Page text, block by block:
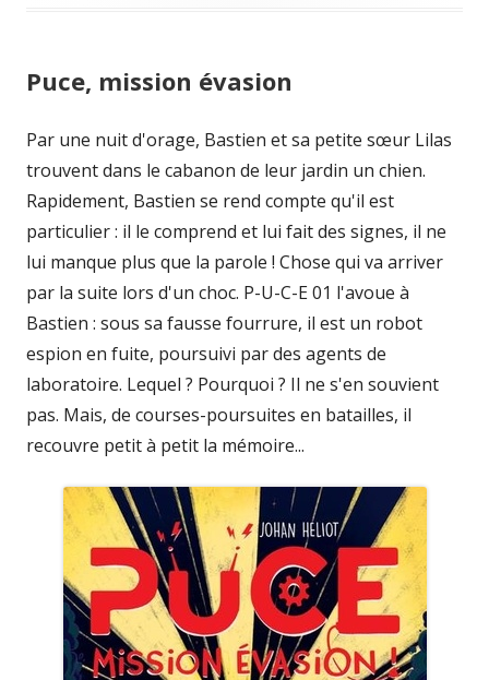
Puce, mission évasion
Par une nuit d'orage, Bastien et sa petite sœur Lilas
trouvent dans le cabanon de leur jardin un chien.
Rapidement, Bastien se rend compte qu'il est
particulier : il le comprend et lui fait des signes, il ne
lui manque plus que la parole ! Chose qui va arriver
par la suite lors d'un choc. P-U-C-E 01 l'avoue à
Bastien : sous sa fausse fourrure, il est un robot
espion en fuite, poursuivi par des agents de
laboratoire. Lequel ? Pourquoi ? Il ne s'en souvient
pas. Mais, de courses-poursuites en batailles, il
recouvre petit à petit la mémoire...